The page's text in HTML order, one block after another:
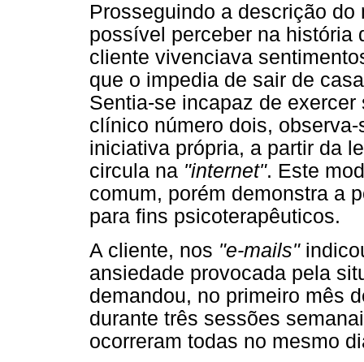
Prosseguindo a descrição
possível perceber na história
cliente vivenciava
que o impedia de sair de
Sentia-se incapaz de
clínico número dois,
iniciativa própria, a partir da
circula na "internet". Este
comum, porém demonstra a
para fins psicoterapêuticos.
A cliente, nos "e-mails"
ansiedade provocada pela
demandou, no primeiro mês
durante três sessões
ocorreram todas no mesmo